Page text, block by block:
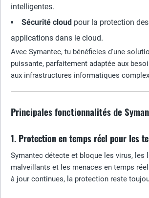
intelligentes.
Sécurité cloud pour la protection
applications dans le cloud.
Avec Symantec, tu bénéficies d'une
puissante, parfaitement adaptée aux
aux infrastructures informatiques
Principales fonctionnalités de
1. Protection en temps réel pour les
Symantec détecte et bloque les virus, les
malveillants et les menaces en temps
à jour continues, la protection reste